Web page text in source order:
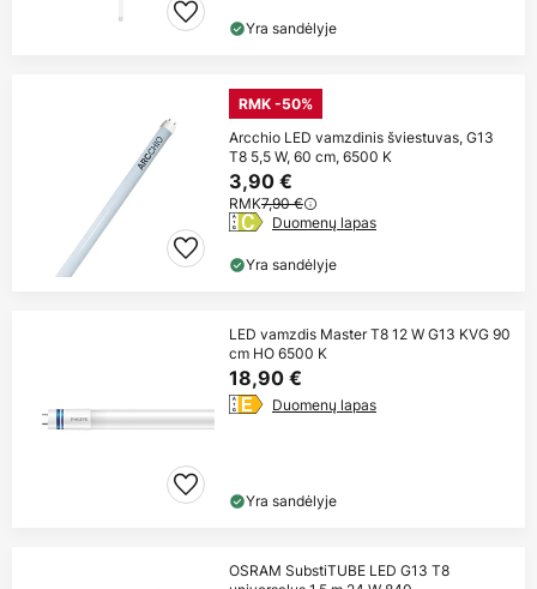
Yra sandėlyje
RMK -50%
Arcchio LED vamzdinis šviestuvas, G13
T8 5,5 W, 60 cm, 6500 K
3,90 €
RMK7,90 €
Duomenų lapas
Yra sandėlyje
LED vamzdis Master T8 12 W G13 KVG 90
cm HO 6500 K
18,90 €
Duomenų lapas
Yra sandėlyje
OSRAM SubstiTUBE LED G13 T8